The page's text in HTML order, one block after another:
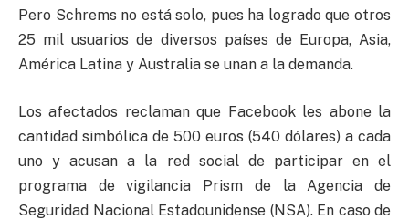
Pero Schrems no está solo, pues ha logrado que otros
25 mil usuarios de diversos países de Europa, Asia,
América Latina y Australia se unan a la demanda.
Los afectados reclaman que Facebook les abone la
cantidad simbólica de 500 euros (540 dólares) a cada
uno y acusan a la red social de participar en el
programa de vigilancia Prism de la Agencia de
Seguridad Nacional Estadounidense (NSA). En caso de